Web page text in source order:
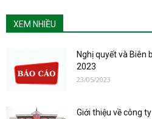
XEM NHIỀU
Nghị quyết và Biên
2023
23/05/2023
Giới thiệu về công ty